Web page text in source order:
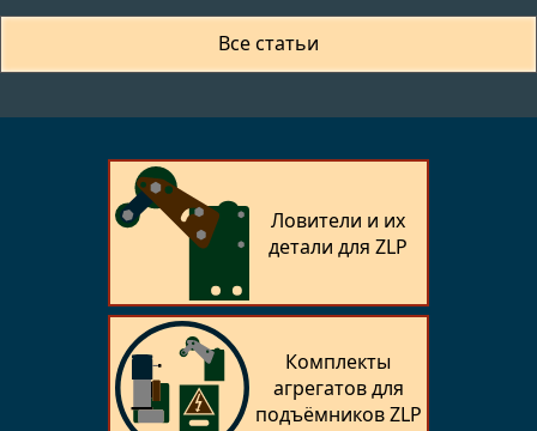
Все статьи
Ловители и их
детали для ZLP
Комплекты
агрегатов для
подъёмников ZLP